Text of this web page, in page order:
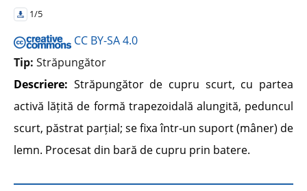
1/5
CC BY-SA 4.0
Tip: Străpungător
Descriere: Străpungător de cupru scurt, cu partea
activă lățită de formă trapezoidală alungită, peduncul
scurt, păstrat parțial; se fixa într-un suport (mâner) de
lemn. Procesat din bară de cupru prin batere.